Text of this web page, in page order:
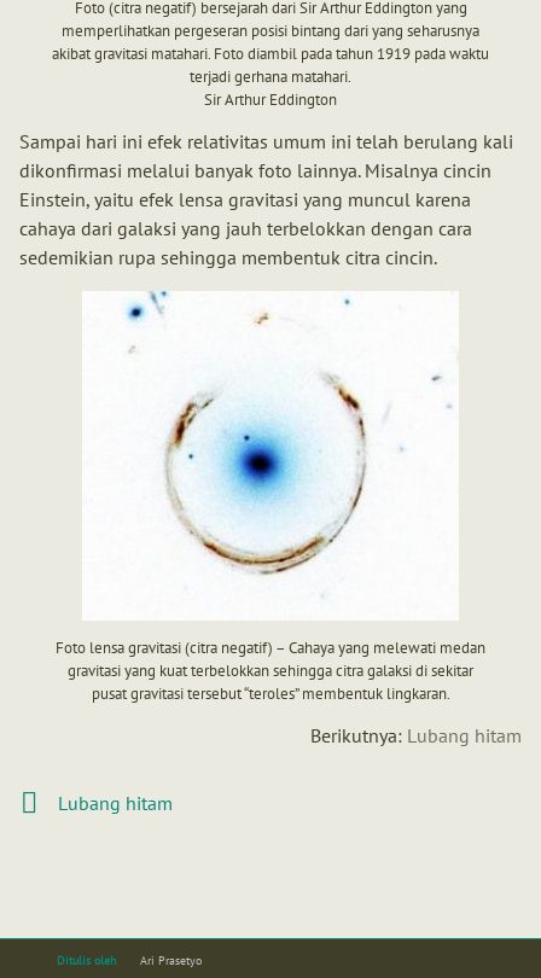
Foto (citra negatif) bersejarah dari Sir Arthur Eddington yang
memperlihatkan pergeseran posisi bintang dari yang seharusnya
akibat gravitasi matahari. Foto diambil pada tahun 1919 pada waktu
terjadi gerhana matahari.
Sir Arthur Eddington
Sampai hari ini efek relativitas umum ini telah berulang kali
dikonfirmasi melalui banyak foto lainnya. Misalnya cincin
Einstein, yaitu efek lensa gravitasi yang muncul karena
cahaya dari galaksi yang jauh terbelokkan dengan cara
sedemikian rupa sehingga membentuk citra cincin.
Foto lensa gravitasi (citra negatif) – Cahaya yang melewati medan
gravitasi yang kuat terbelokkan sehingga citra galaksi di sekitar
pusat gravitasi tersebut “teroles” membentuk lingkaran.
Berikutnya: Lubang hitam
Lubang hitam
Ditulis oleh
Ari Prasetyo